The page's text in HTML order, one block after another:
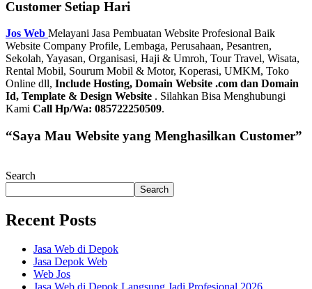
Customer Setiap Hari
Jos Web Melayani Jasa Pembuatan Website Profesional Baik
Website Company Profile, Lembaga, Perusahaan, Pesantren,
Sekolah, Yayasan, Organisasi, Haji & Umroh, Tour Travel, Wisata,
Rental Mobil, Sourum Mobil & Motor, Koperasi, UMKM, Toko
Online dll, Include Hosting, Domain Website .com dan Domain
Id, Template & Design Website . Silahkan Bisa Menghubungi
Kami Call Hp/Wa: 085722250509.
“Saya Mau Website yang Menghasilkan Customer”
Search
Search
Recent Posts
Jasa Web di Depok
Jasa Depok Web
Web Jos